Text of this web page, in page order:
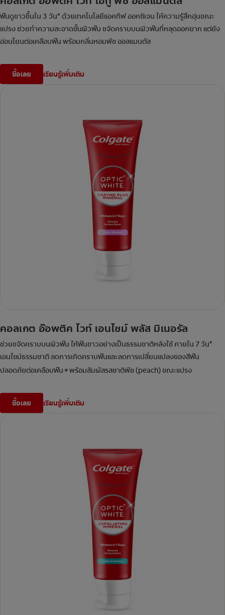
ฟันดูขาวขึ้นใน 3 วัน* ด้วยเทคโนโลยีแอคทีฟ ออกซิเจน ให้ความรู้สึกอุ่นขณะ
แปรง ช่วยทำความสะอาดชั้นผิวฟัน ขจัดคราบบนผิวฟันที่หลุดออกยาก แต่ยัง
อ่อนโยนต่อเคลือบฟัน พร้อมกลิ่นหอมพีช ออสแมนตัส
ซื้อเลย เรียนรู้เพิ่มเติม
คอลเกต อ๊อพติค ไวท์ เอนไซม์ พลัส มิเนอรัล
ช่วยขจัดคราบบนผิวฟัน ให้ฟันขาวอย่างเป็นธรรมชาติหลังใช้ ภายใน 7 วัน*
เอนไซม์ธรรมชาติ ลดการเกิดคราบฟันและลดการเปลี่ยนแปลงของสีฟัน
ปลอดภัยต่อเคลือบฟัน # พร้อมสัมผัสรสชาติพีช (peach) ขณะแปรง
ซื้อเลย เรียนรู้เพิ่มเติม